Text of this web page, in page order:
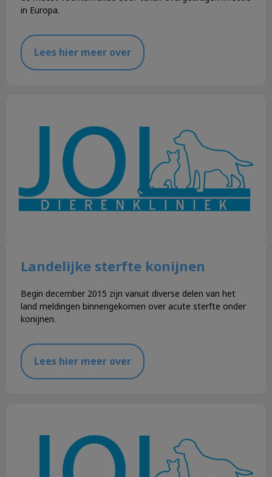
in Europa.
Lees hier meer over
Landelijke sterfte konijnen
Begin december 2015 zijn vanuit diverse delen van het
land meldingen binnengekomen over acute sterfte onder
konijnen.
Lees hier meer over